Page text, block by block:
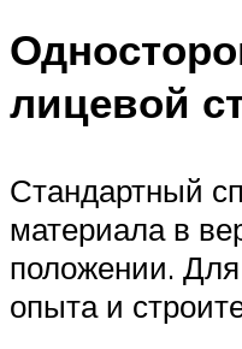
лицевой
Стандартный
материала в
положении.
опыта и